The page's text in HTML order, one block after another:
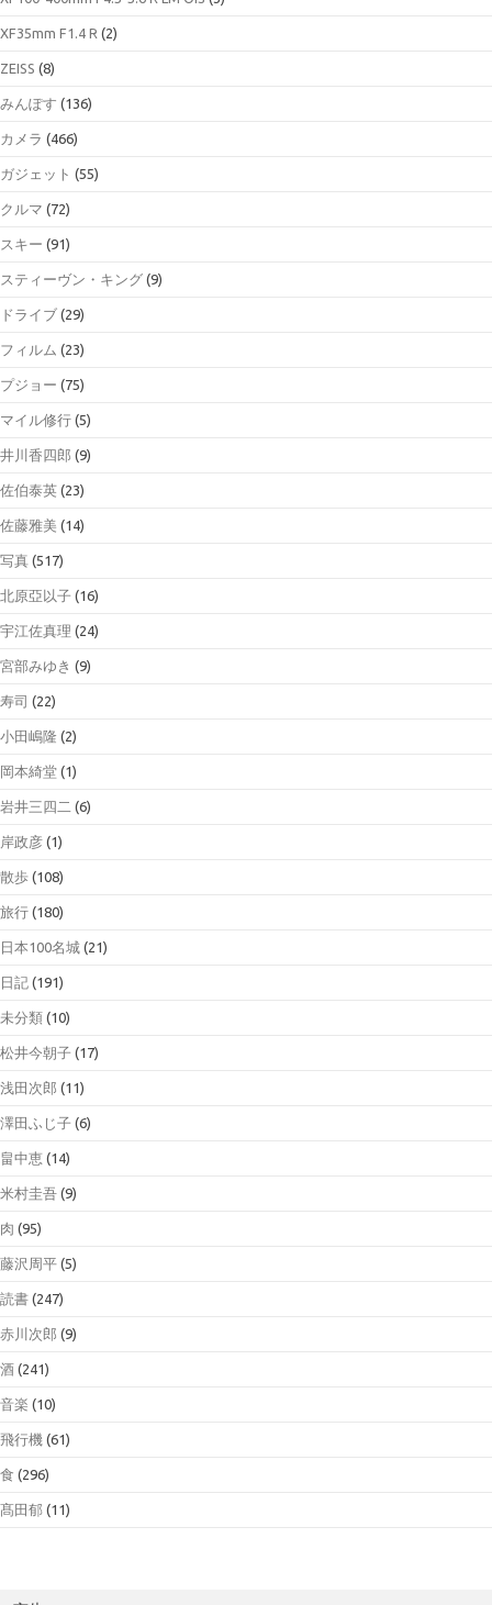
XF35mm F1.4 R (2)
ZEISS (8)
みんぽす (136)
カメラ (466)
ガジェット (55)
クルマ (72)
スキー (91)
スティーヴン・キング (9)
ドライブ (29)
フィルム (23)
プジョー (75)
マイル修行 (5)
井川香四郎 (9)
佐伯泰英 (23)
佐藤雅美 (14)
写真 (517)
北原亞以子 (16)
宇江佐真理 (24)
宮部みゆき (9)
寿司 (22)
小田嶋隆 (2)
岡本綺堂 (1)
岩井三四二 (6)
岸政彦 (1)
散歩 (108)
旅行 (180)
日本100名城 (21)
日記 (191)
未分類 (10)
松井今朝子 (17)
浅田次郎 (11)
澤田ふじ子 (6)
畠中恵 (14)
米村圭吾 (9)
肉 (95)
藤沢周平 (5)
読書 (247)
赤川次郎 (9)
酒 (241)
音楽 (10)
飛行機 (61)
食 (296)
髙田郁 (11)